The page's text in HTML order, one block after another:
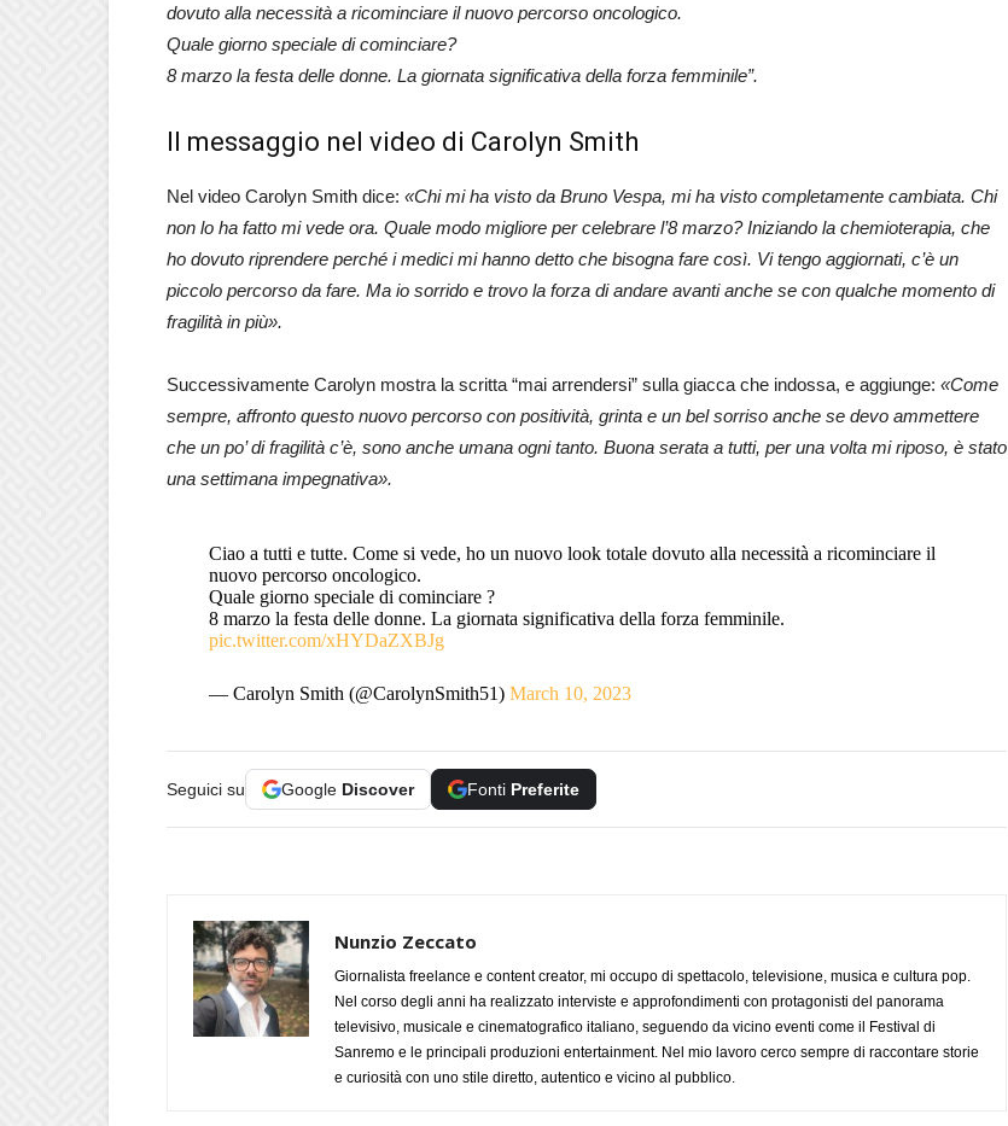
dovuto alla necessità a ricominciare il nuovo percorso oncologico.
Quale giorno speciale di cominciare?
8 marzo la festa delle donne. La giornata significativa della forza femminile”.
Il messaggio nel video di Carolyn Smith
Nel video Carolyn Smith dice: «Chi mi ha visto da Bruno Vespa, mi ha visto completamente cambiata. Chi
non lo ha fatto mi vede ora. Quale modo migliore per celebrare l’8 marzo? Iniziando la chemioterapia, che
ho dovuto riprendere perché i medici mi hanno detto che bisogna fare così. Vi tengo aggiornati, c’è un
piccolo percorso da fare. Ma io sorrido e trovo la forza di andare avanti anche se con qualche momento di
fragilità in più».
Successivamente Carolyn mostra la scritta “mai arrendersi” sulla giacca che indossa, e aggiunge: «Come
sempre, affronto questo nuovo percorso con positività, grinta e un bel sorriso anche se devo ammettere
che un po’ di fragilità c’è, sono anche umana ogni tanto. Buona serata a tutti, per una volta mi riposo, è stato
una settimana impegnativa».
Ciao a tutti e tutte. Come si vede, ho un nuovo look totale dovuto alla necessità a ricominciare il
nuovo percorso oncologico.
Quale giorno speciale di cominciare ?
8 marzo la festa delle donne. La giornata significativa della forza femminile.
pic.twitter.com/xHYDaZXBJg
— Carolyn Smith (@CarolynSmith51) March 10, 2023
Seguici su Google Discover Fonti Preferite
Nunzio Zeccato
Giornalista freelance e content creator, mi occupo di spettacolo, televisione, musica e cultura pop.
Nel corso degli anni ha realizzato interviste e approfondimenti con protagonisti del panorama
televisivo, musicale e cinematografico italiano, seguendo da vicino eventi come il Festival di
Sanremo e le principali produzioni entertainment. Nel mio lavoro cerco sempre di raccontare storie
e curiosità con uno stile diretto, autentico e vicino al pubblico.